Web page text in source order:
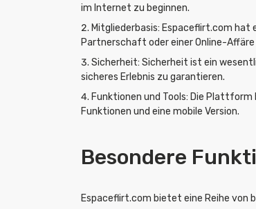
im Internet zu beginnen.
Mitgliederbasis: Espaceflirt.com hat
Partnerschaft oder einer Online-
Sicherheit: Sicherheit ist ein
sicheres Erlebnis zu garantieren.
Funktionen und Tools: Die
Funktionen und eine mobile Version.
Besondere
Espaceflirt.com bietet eine Reihe von